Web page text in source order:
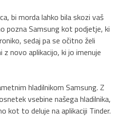
bi morda lahko bila skozi vaš
pozna Samsung kot podjetje, ki
sedaj pa se očitno želi
novo aplikacijo, ki jo imenuje
hladilnikom Samsung. Z
vsebine našega hladilnika,
kot to deluje na aplikaciji Tinder.